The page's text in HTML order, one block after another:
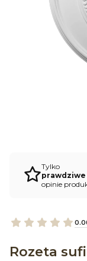
Tylko
prawdziwe
opinie
Rozeta